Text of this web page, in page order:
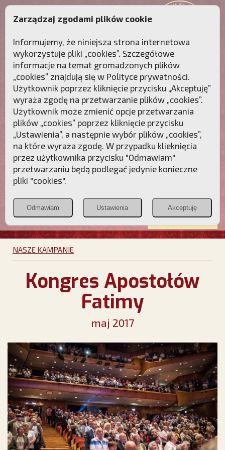
Przebudźmy sumienia Polaków!
Polonia
Christiana
PCh24.pl
Przymierze
POZNAJ APOSTOLAT FATIMY WESPRZYJ
NAS
NASZE KAMPANIE
Kongres Apostołów
Fatimy
maj 2017
Zarządzaj zgodami plików cookie
Informujemy, że niniejsza strona internetowa
wykorzystuje pliki „cookies”. Szczegółowe
informacje na temat gromadzonych plików
„cookies” znajdują się w Polityce prywatności.
Użytkownik poprzez kliknięcie przycisku „Akceptuję”
wyraża zgodę na przetwarzanie plików „cookies”.
Użytkownik może zmienić opcje przetwarzania
plików „cookies” poprzez kliknięcie przycisku
„Ustawienia”, a następnie wybór plików „cookies”,
na które wyraża zgodę. W przypadku klieknięcia
przez użytkownika przycisku "Odmawiam"
przetwarzaniu będą podlegać jedynie konieczne
pliki "cookies".
Odmawiam Ustawienia Akceptuję